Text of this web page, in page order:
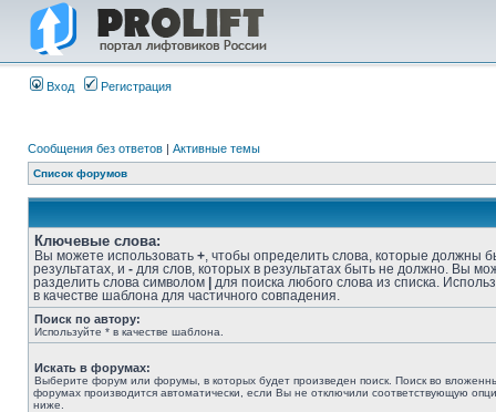
Вход Регистрация
Сообщения без ответов | Активные темы
Список форумов
Ключевые слова:
Вы можете использовать + , чтобы определить слова, которые должны
результатах, и - для слов, которых в результатах быть не должно. Вы
разделить слова символом
для поиска любого слова из списка.
в качестве шаблона для частичного совпадения.
Поиск по автору:
Используйте * в качестве шаблона.
Искать в форумах:
Выберите форум или форумы, в которых будет произведен поиск. Поиск во
форумах производится автоматически, если Вы не отключили соответствующую
ниже.